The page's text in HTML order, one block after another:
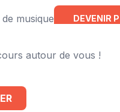
musique DEVENIR
autour de vous !